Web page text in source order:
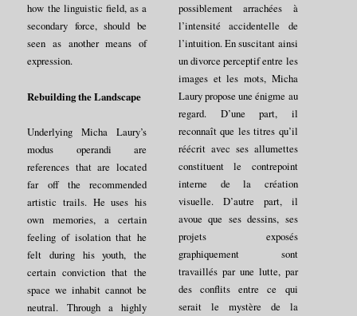
how the linguistic field, as a
secondary force, should be
seen as another means of
expression.
Rebuilding the Landscape
Underlying Micha Laury’s
modus operandi are
references that are located
far off the recommended
artistic trails. He uses his
own memories, a certain
feeling of isolation that he
felt during his youth, the
certain conviction that the
space we inhabit cannot be
neutral. Through a highly
possiblement arrachées à
l’intensité accidentelle de
l’intuition. En suscitant ainsi
un divorce perceptif entre les
images et les mots, Micha
Laury propose une énigme au
regard. D’une part, il
reconnaît que les titres qu’il
réécrit avec ses allumettes
constituent le contrepoint
interne de la création
visuelle. D’autre part, il
avoue que ses dessins, ses
projets exposés
graphiquement sont
travaillés par une lutte, par
des conflits entre ce qui
serait le mystère de la